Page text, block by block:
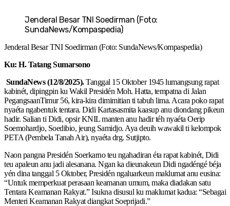
Jenderal Besar TNI Soedirman (Foto:
SundaNews/Kompaspedia)
Jenderal Besar TNI Soedirman (Foto: SundaNews/Kompaspedia)
Ku: H. Tatang Sumarsono
SundaNews (12/8/2025).Tanggal 15 Oktober 1945 lumangsung rapat
kabinét, dipingpin ku Wakil Presidén Moh. Hatta, tempatna di Jalan
PegangsaanTimur 56, kira-kira dimimitian ti tabuh lima. Acara poko rapat
nyaéta ngabentuk tentara. Didi Kartasasmita kaasup anu diondang pikeun
hadir. Salian ti Didi, opsir KNIL manten anu hadir téh nyaéta Oerip
Soemohardjo, Soedibio, jeung Samidjo. Aya deuih wawakil ti kelompok
PETA (Pembela Tanah Air), nyaéta drg. Sutjipto.
Naon pangna Presidén Soerkarno teu ngahadiran éta rapat kabinét, Didi
teu apaleun anu jadi alesanana. Ngan ka dieunakeun Didi ngadéngé béja
yén dina tanggal 5 Oktober, Presidén ngaluarkeun maklumat anu eusina:
“Untuk memperkuat perasaan keamanan umum, maka diadakan satu
Tentara Keamanan Rakyat.” Isukna disusul ku maklumat kadua: “Sebagai
Menteri Keamanan Rakyat diangkat Soeprijadi.”